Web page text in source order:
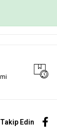
Edin